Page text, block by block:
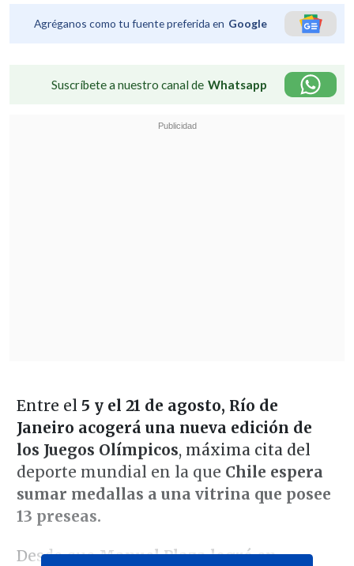
Agréganos como tu fuente preferida en Google
Suscríbete a nuestro canal de Whatsapp
Entre el 5 y el 21 de agosto, Río de
Janeiro acogerá una nueva edición de
los Juegos Olímpicos, máxima cita del
deporte mundial en la que Chile espera
sumar medallas a una vitrina que posee
13 preseas.
Desde queManuel Plaza logró en